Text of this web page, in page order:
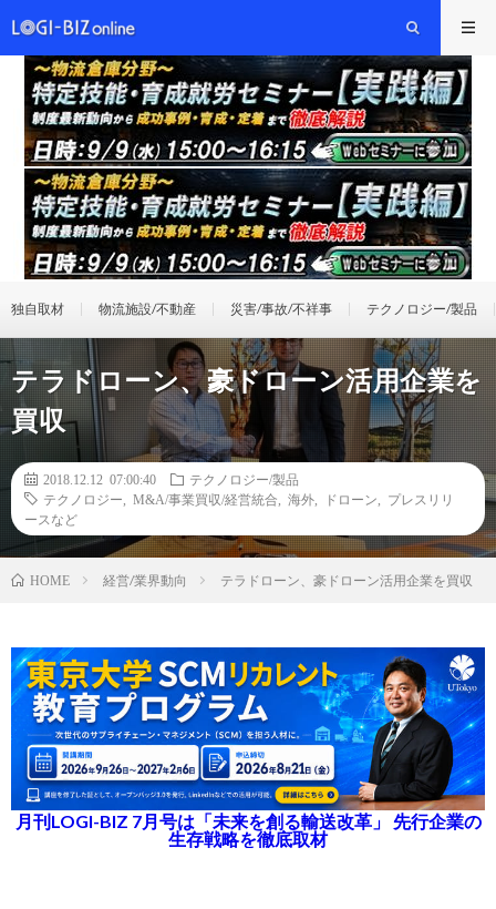
独自取材 物流施設/不動産 災害/事故/不祥事 テクノロジー/製品
テラドローン、豪ドローン活用企業を
買収
2018.12.12 07:00:40
テクノロジー/製品
テクノロジー
M&A/事業買収/経営統合 海外 ドローン
プレスリリ
ースなど
HOME 経営/業界動向 テラドローン、豪ドローン活用企業を買収
月刊LOGI-BIZ 7月号は「未来を創る輸送改革」 先行企業の
生存戦略を徹底取材